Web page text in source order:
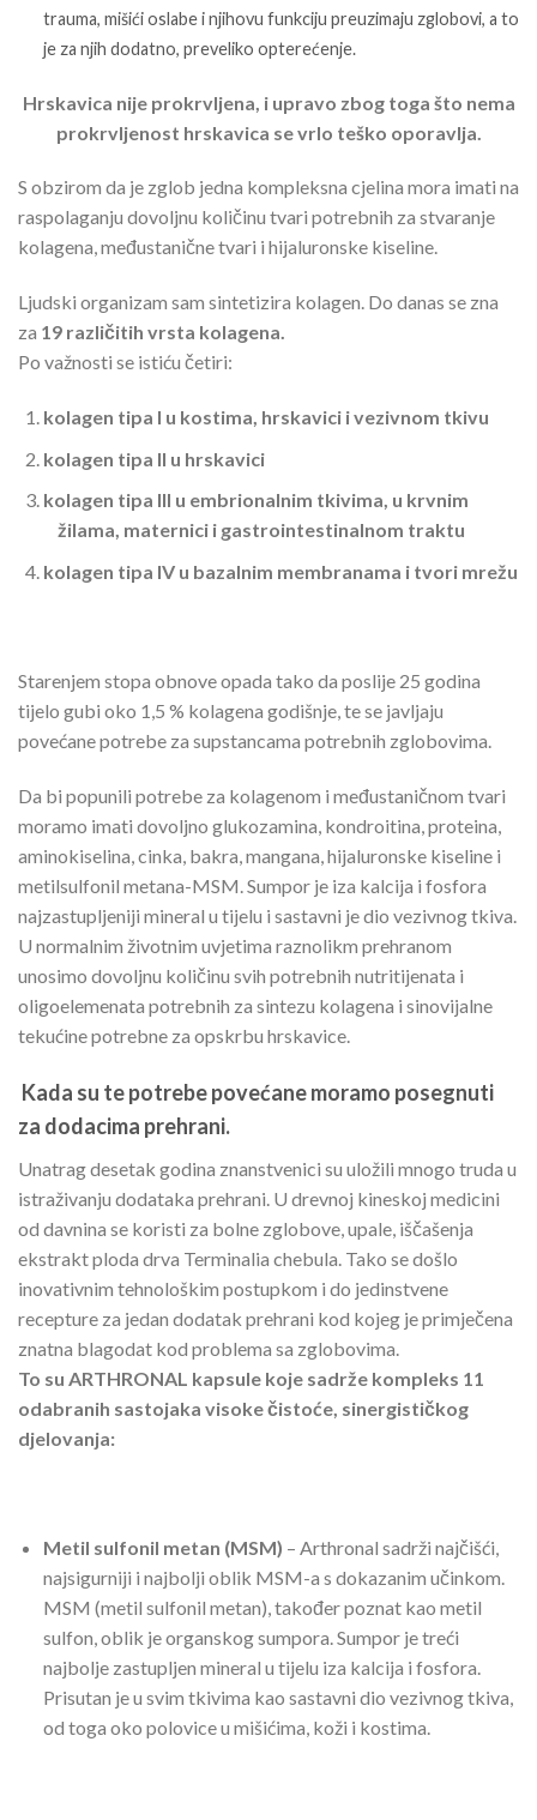
trauma, mišići oslabe i njihovu funkciju preuzimaju zglobovi, a to
je za njih dodatno, preveliko opterećenje.
Hrskavica nije prokrvljena, i upravo zbog toga što nema
prokrvljenost hrskavica se vrlo teško oporavlja.
S obzirom da je zglob jedna kompleksna cjelina mora imati na
raspolaganju dovoljnu količinu tvari potrebnih za stvaranje
kolagena, međustanične tvari i hijaluronske kiseline.
Ljudski organizam sam sintetizira kolagen. Do danas se zna
za 19 različitih vrsta kolagena.
Po važnosti se istiću četiri:
kolagen tipa I u kostima, hrskavici i vezivnom tkivu
kolagen tipa II u hrskavici
kolagen tipa III u embrionalnim tkivima, u krvnim
žilama, maternici i gastrointestinalnom traktu
kolagen tipa IV u bazalnim membranama i tvori mrežu
Starenjem stopa obnove opada tako da poslije 25 godina
tijelo gubi oko 1,5 % kolagena godišnje, te se javljaju
povećane potrebe za supstancama potrebnih zglobovima.
Da bi popunili potrebe za kolagenom i međustaničnom tvari
moramo imati dovoljno glukozamina, kondroitina, proteina,
aminokiselina, cinka, bakra, mangana, hijaluronske kiseline i
metilsulfonil metana-MSM. Sumpor je iza kalcija i fosfora
najzastupljeniji mineral u tijelu i sastavni je dio vezivnog tkiva.
U normalnim životnim uvjetima raznolikm prehranom
unosimo dovoljnu količinu svih potrebnih nutritijenata i
oligoelemenata potrebnih za sintezu kolagena i sinovijalne
tekućine potrebne za opskrbu hrskavice.
Kada su te potrebe povećane moramo posegnuti
za dodacima prehrani.
Unatrag desetak godina znanstvenici su uložili mnogo truda u
istraživanju dodataka prehrani. U drevnoj kineskoj medicini
od davnina se koristi za bolne zglobove, upale, iščašenja
ekstrakt ploda drva Terminalia chebula. Tako se došlo
inovativnim tehnološkim postupkom i do jedinstvene
recepture za jedan dodatak prehrani kod kojeg je primječena
znatna blagodat kod problema sa zglobovima.
To su ARTHRONAL kapsule koje sadrže kompleks 11
odabranih sastojaka visoke čistoće, sinergističkog
djelovanja:
Metil sulfonil metan (MSM) – Arthronal sadrži najčišći,
najsigurniji i najbolji oblik MSM-a s dokazanim učinkom.
MSM (metil sulfonil metan), također poznat kao metil
sulfon, oblik je organskog sumpora. Sumpor je treći
najbolje zastupljen mineral u tijelu iza kalcija i fosfora.
Prisutan je u svim tkivima kao sastavni dio vezivnog tkiva,
od toga oko polovice u mišićima, koži i kostima.